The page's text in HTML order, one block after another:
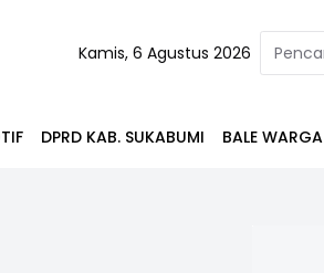
Kamis, 6 Agustus 2026
DPRD KAB. SUKABUMI BALE WARGA